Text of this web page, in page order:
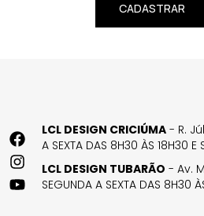
CADASTRAR
LCL DESIGN CRICIÚMA - R.
A SEXTA DAS 8H30 ÀS 18H30
LCL DESIGN TUBARÃO - Av.
SEGUNDA A SEXTA DAS 8H30